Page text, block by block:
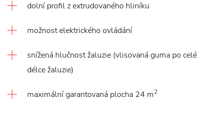
dolní profil z extrudovaného hliníku
možnost elektrického ovládání
snížená hlučnost žaluzie (vlisovaná guma po celé
délce žaluzie)
maximální garantovaná plocha 24 m2